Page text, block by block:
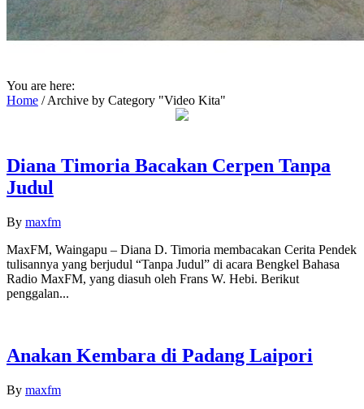
You are here:
Home /Archive by Category "Video Kita"
Diana Timoria Bacakan Cerpen Tanpa
Judul
By maxfm
MaxFM, Waingapu – Diana D. Timoria membacakan Cerita Pendek
tulisannya yang berjudul “Tanpa Judul” di acara Bengkel Bahasa
Radio MaxFM, yang diasuh oleh Frans W. Hebi. Berikut
penggalan...
Anakan Kembara di Padang Laipori
By maxfm